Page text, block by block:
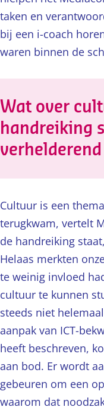
taken en
bij een i-coach
waren binnen de
Wat over
handreiking
verhelderend
Cultuur is een
terugkwam, vertelt
de handreiking
Helaas merkten
te weinig invloed
cultuur te kunnen
steeds niet
aanpak van ICT-
heeft beschreven,
aan bod. Er wordt
gebeuren om een
waarom dat